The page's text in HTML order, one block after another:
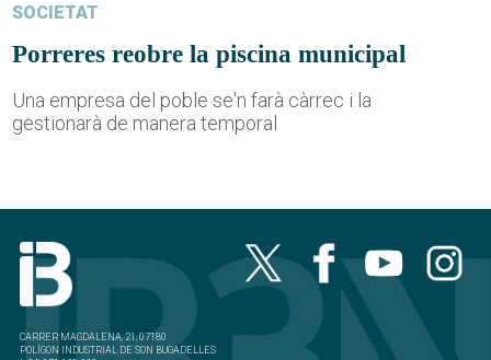
SOCIETAT
Porreres reobre la piscina municipal
Una empresa del poble se'n farà càrrec i la
gestionarà de manera temporal
CARRER MAGDALENA, 21, 07180
POLÍGON INDUSTRIAL DE SON BUGADELLES